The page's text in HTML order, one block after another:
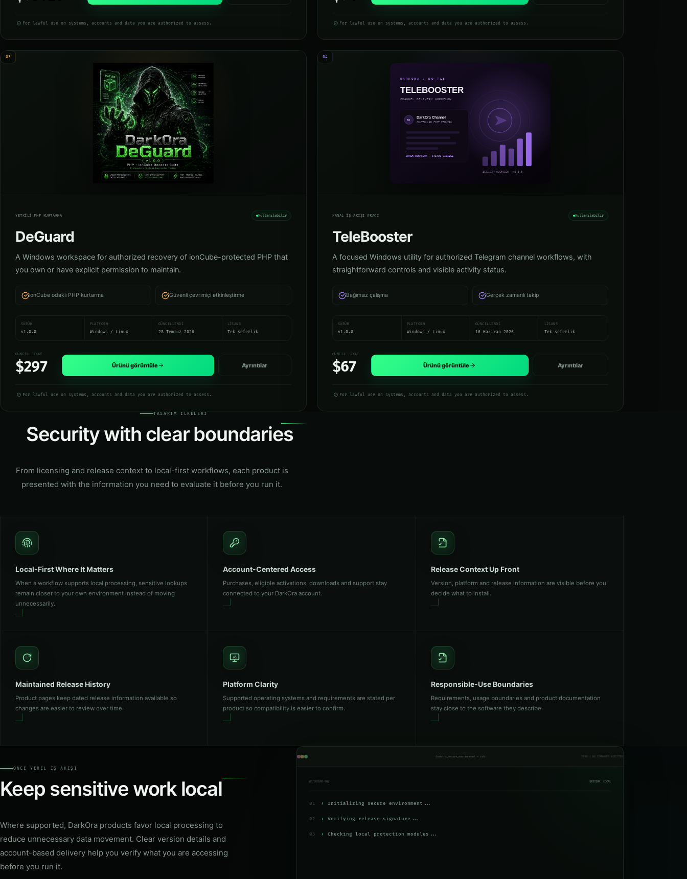
For lawful use on systems, accounts and data you are authorized to assess. For lawful use on systems, accounts and data you are authorized to assess.
03
YETKILI PHP KURTARMA Kullanılabilir
DeGuard
A Windows workspace for authorized recovery of ionCube-protected PHP that
you own or have explicit permission to maintain.
ionCube odaklı PHP kurtarma Güvenli çevrimiçi etkinleştirme
SÜRÜM
v1.0.0
PLATFORM
Windows / Linux
GÜNCELLENDI
28 Temmuz 2026
LISANS
Tek seferlik
GÜNCEL FIYAT
$297 Ürünü görüntüle Ayrıntılar
For lawful use on systems, accounts and data you are authorized to assess.
04
KANAL IŞ AKIŞI ARACI Kullanılabilir
TeleBooster
A focused Windows utility for authorized Telegram channel workflows, with
straightforward controls and visible activity status.
Bağımsız çalışma Gerçek zamanlı takip
SÜRÜM
v1.0.0
PLATFORM
Windows / Linux
GÜNCELLENDI
16 Haziran 2026
LISANS
Tek seferlik
GÜNCEL FIYAT
$67 Ürünü görüntüle Ayrıntılar
For lawful use on systems, accounts and data you are authorized to assess.
TASARIM İLKELERİ
Security with clear boundaries
From licensing and release context to local-first workflows, each product is
presented with the information you need to evaluate it before you run it.
01
Local-First Where It Matters
When a workflow supports local processing, sensitive lookups
remain closer to your own environment instead of moving
unnecessarily.
02
Account-Centered Access
Purchases, eligible activations, downloads and support stay
connected to your DarkOra account.
03
Release Context Up Front
Version, platform and release information are visible before you
decide what to install.
04
Maintained Release History
Product pages keep dated release information available so
changes are easier to review over time.
05
Platform Clarity
Supported operating systems and requirements are stated per
product so compatibility is easier to confirm.
06
Responsible-Use Boundaries
Requirements, usage boundaries and product documentation
stay close to the software they describe.
ÖNCE YEREL İŞ AKIŞI
Keep sensitive work local
Where supported, DarkOra products favor local processing to
reduce unnecessary data movement. Clear version details and
account-based delivery help you verify what you are accessing
before you run it.
darkora_secure_environment — zsh DEMO / NO COMMANDS EXECUTED
DO/SECURE-ENV SESSION: LOCAL
01 › Initializing secure environment...
02 › Verifying release signature...
03 › Checking local protection modules...